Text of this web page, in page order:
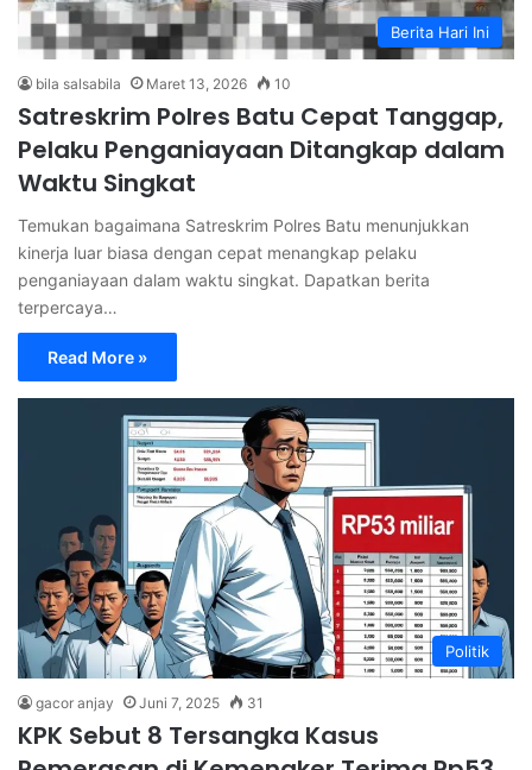
Berita Hari Ini
bila salsabila Maret 13, 2026 10
Satreskrim Polres Batu Cepat Tanggap,
Pelaku Penganiayaan Ditangkap dalam
Waktu Singkat
Temukan bagaimana Satreskrim Polres Batu menunjukkan
kinerja luar biasa dengan cepat menangkap pelaku
penganiayaan dalam waktu singkat. Dapatkan berita
terpercaya…
Read More »
Politik
gacor anjay Juni 7, 2025 31
KPK Sebut 8 Tersangka Kasus